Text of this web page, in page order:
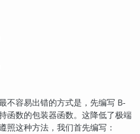
不容易出错的方式是，先编写 B-
函数的包装器函数。这降低了极端
照这种方法，我们首先编写：